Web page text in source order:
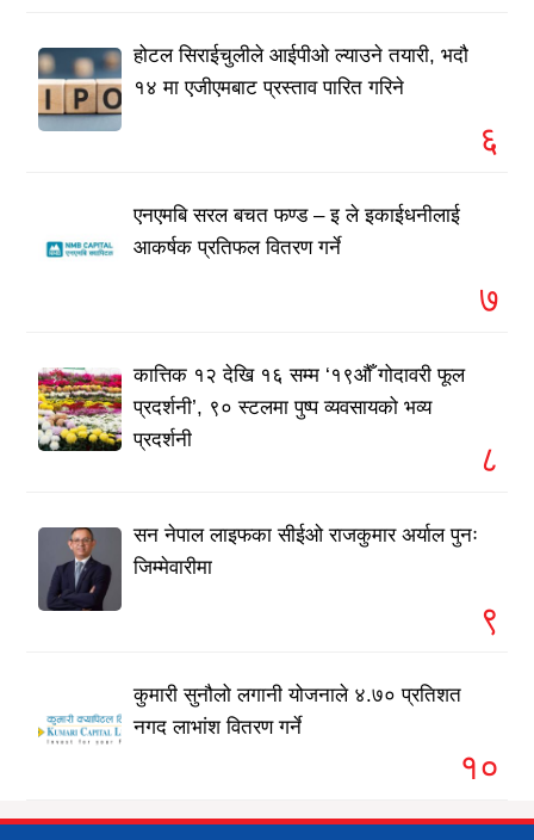
होटल सिराईचुलीले आईपीओ ल्याउने तयारी, भदौ
१४ मा एजीएमबाट प्रस्ताव पारित गरिने
६
एनएमबि सरल बचत फण्ड – इ ले इकाईधनीलाई
आकर्षक प्रतिफल वितरण गर्ने
७
कात्तिक १२ देखि १६ सम्म ‘१९औँ गोदावरी फूल
प्रदर्शनी’, ९० स्टलमा पुष्प व्यवसायको भव्य
प्रदर्शनी
८
सन नेपाल लाइफका सीईओ राजकुमार अर्याल पुनः
जिम्मेवारीमा
९
कुमारी सुनौलो लगानी योजनाले ४.७० प्रतिशत
नगद लाभांश वितरण गर्ने
१०